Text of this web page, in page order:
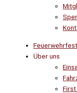
Über uns